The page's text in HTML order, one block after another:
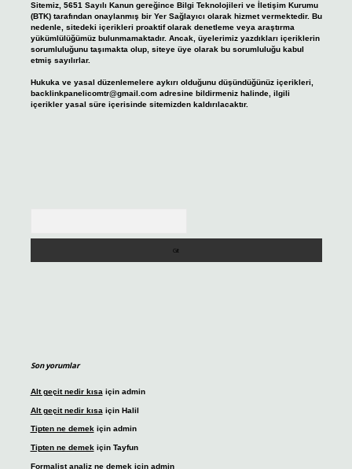
Sitemiz, 5651 Sayılı Kanun gereğince Bilgi Teknolojileri ve İletişim Kurumu
(BTK) tarafından onaylanmış bir Yer Sağlayıcı olarak hizmet vermektedir. Bu
nedenle, sitedeki içerikleri proaktif olarak denetleme veya araştırma
yükümlülüğümüz bulunmamaktadır. Ancak, üyelerimiz yazdıkları içeriklerin
sorumluluğunu taşımakta olup, siteye üye olarak bu sorumluluğu kabul
etmiş sayılırlar.
Hukuka ve yasal düzenlemelere aykırı olduğunu düşündüğünüz içerikleri,
backlinkpanelicomtr@gmail.comadresine bildirmeniz halinde, ilgili
içerikler yasal süre içerisinde sitemizden kaldırılacaktır.
Son yorumlar
Alt geçit nedir kısa için admin
Alt geçit nedir kısa için Halil
Tipten ne demekiçin admin
Tipten ne demek için Tayfun
Formalist analiz ne demek için admin